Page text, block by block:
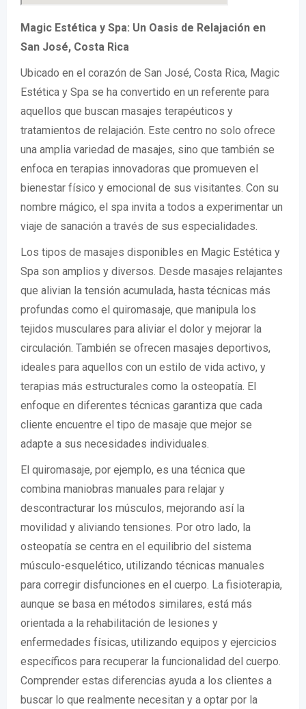
Magic Estética y Spa: Un Oasis de Relajación en
San José, Costa Rica
Ubicado en el corazón de San José, Costa Rica, Magic
Estética y Spa se ha convertido en un referente para
aquellos que buscan masajes terapéuticos y
tratamientos de relajación. Este centro no solo ofrece
una amplia variedad de masajes, sino que también se
enfoca en terapias innovadoras que promueven el
bienestar físico y emocional de sus visitantes. Con su
nombre mágico, el spa invita a todos a experimentar un
viaje de sanación a través de sus especialidades.
Los tipos de masajes disponibles en Magic Estética y
Spa son amplios y diversos. Desde masajes relajantes
que alivian la tensión acumulada, hasta técnicas más
profundas como el quiromasaje, que manipula los
tejidos musculares para aliviar el dolor y mejorar la
circulación. También se ofrecen masajes deportivos,
ideales para aquellos con un estilo de vida activo, y
terapias más estructurales como la osteopatía. El
enfoque en diferentes técnicas garantiza que cada
cliente encuentre el tipo de masaje que mejor se
adapte a sus necesidades individuales.
El quiromasaje, por ejemplo, es una técnica que
combina maniobras manuales para relajar y
descontracturar los músculos, mejorando así la
movilidad y aliviando tensiones. Por otro lado, la
osteopatía se centra en el equilibrio del sistema
músculo-esquelético, utilizando técnicas manuales
para corregir disfunciones en el cuerpo. La fisioterapia,
aunque se basa en métodos similares, está más
orientada a la rehabilitación de lesiones y
enfermedades físicas, utilizando equipos y ejercicios
específicos para recuperar la funcionalidad del cuerpo.
Comprender estas diferencias ayuda a los clientes a
buscar lo que realmente necesitan y a optar por la